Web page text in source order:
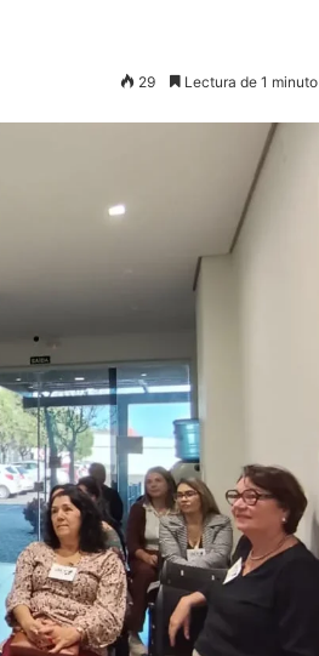
29 Lectura de 1 minuto